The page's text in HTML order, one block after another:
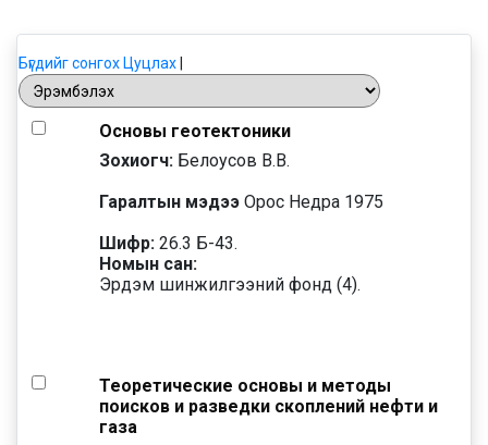
Бүгдийг сонгох Цуцлах
Основы геотектоники
Зохиогч: Белоусов В.В.
Гаралтын мэдээ Орос Недра 1975
Шифр: 26.3 Б-43.
Номын сан:
Эрдэм шинжилгээний фонд (4).
Теоретические основы и методы
поисков и разведки скоплений нефти и
газа